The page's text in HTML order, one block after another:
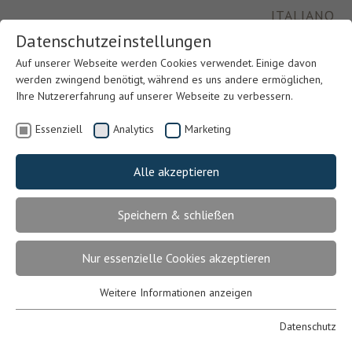
ITALIANO
Previous
Datenschutzeinstellungen
Auf unserer Webseite werden Cookies verwendet. Einige davon
werden zwingend benötigt, während es uns andere ermöglichen,
Ihre Nutzererfahrung auf unserer Webseite zu verbessern.
Essenziell Analytics Marketing
Alle akzeptieren
Speichern & schließen
Nur essenzielle Cookies akzeptieren
Essenzielle Cookies werden für grundlegende Funktionen der
Weitere Informationen anzeigen
Datenschutz